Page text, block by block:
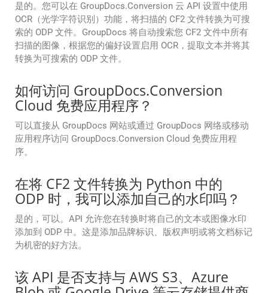
是的。您可以在 GroupDocs.Conversion 云 API 设置中使用
OCR（光学字符识别）功能，将扫描的 CF2 文件转换为可搜
索的 ODP 文件。GroupDocs 将自动搜索您 CF2 文件中所有
扫描的图像，根据您的偏好设置启用 OCR，提取文本并将其
转换为可搜索的 ODP 文件。
如何访问 GroupDocs.Conversion
Cloud 免费应用程序？
可以直接从 GroupDocs 网站或通过 GroupDocs 网络或移动
应用程序访问 GroupDocs.Conversion Cloud 免费应用程
序。
在将 CF2 文件转换为 Python 中的
ODP 时，我可以添加自己的水印吗？
是的，可以。API 允许您在转换时将自己的文本或图像水印
添加到 ODP 中。这是添加品牌标识、版权声明或将文档标记
为机密的好方法。
该 API 是否支持与 AWS S3、Azure